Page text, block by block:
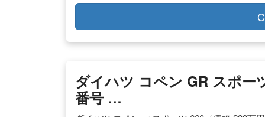
ダイハツ コペン GR スポー
番号 …